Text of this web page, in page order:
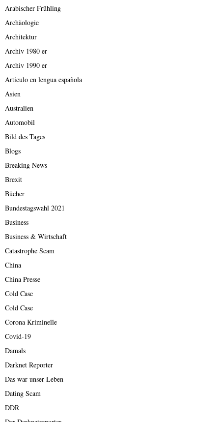
Arabischer Frühling
Archäologie
Architektur
Archiv 1980 er
Archiv 1990 er
Artículo en lengua española
Asien
Australien
Automobil
Bild des Tages
Blogs
Breaking News
Brexit
Bücher
Bundestagswahl 2021
Business
Business & Wirtschaft
Catastrophe Scam
China
China Presse
Cold Case
Cold Case
Corona Kriminelle
Covid-19
Damals
Darknet Reporter
Das war unser Leben
Dating Scam
DDR